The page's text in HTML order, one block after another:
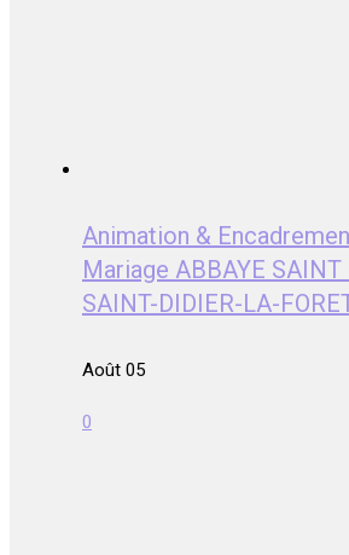
Animation &
Mariage ABBAYE SAINT
SAINT-DIDIER-LA-
Août 05
0